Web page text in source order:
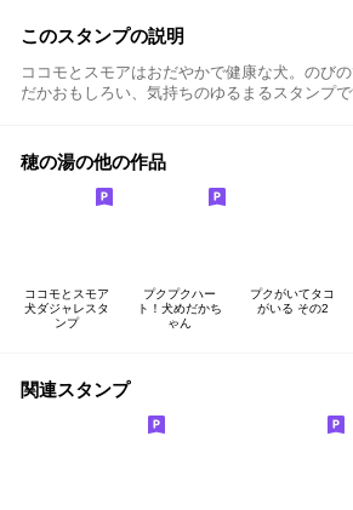
このスタンプの説明
ココモとスモアはおだやかで健康な犬。のび
だかおもしろい、気持ちのゆるまるスタンプで
穂の湯の他の作品
ココモとスモア
犬ダジャレスタ
ンプ
プクプクハー
ト！犬めだかち
ゃん
プクがいてタコ
がいる その2
関連スタンプ